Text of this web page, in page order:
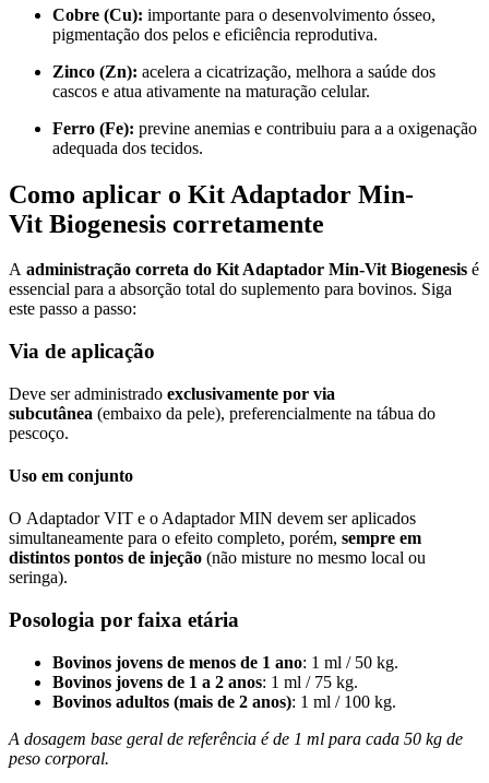
Cobre (Cu): importante para o desenvolvimento ósseo,
pigmentação dos pelos e eficiência reprodutiva.
Zinco (Zn): acelera a cicatrização, melhora a saúde dos
cascos e atua ativamente na maturação celular.
Ferro (Fe): previne anemias e contribuiu para a a oxigenação
adequada dos tecidos.
Como aplicar o Kit Adaptador Min-
Vit Biogenesis corretamente
A administração correta do Kit Adaptador Min-Vit Biogenesis é
essencial para a absorção total do suplemento para bovinos. Siga
este passo a passo:
Via de aplicação
Deve ser administrado exclusivamente por via
subcutânea (embaixo da pele), preferencialmente na tábua do
pescoço.
Uso em conjunto
O Adaptador VIT e o Adaptador MIN devem ser aplicados
simultaneamente para o efeito completo, porém, sempre em
distintos pontos de injeção (não misture no mesmo local ou
seringa).
Posologia por faixa etária
Bovinos jovens de menos de 1 ano: 1 ml / 50 kg.
Bovinos jovens de 1 a 2 anos: 1 ml / 75 kg.
Bovinos adultos (mais de 2 anos): 1 ml / 100 kg.
A dosagem base geral de referência é de 1 ml para cada 50 kg de
peso corporal.